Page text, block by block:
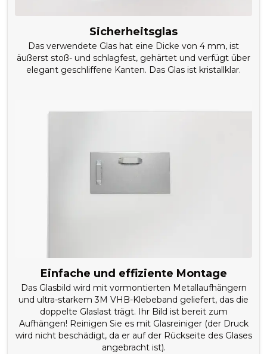
Sicherheitsglas
Das verwendete Glas hat eine Dicke von 4 mm, ist
äußerst stoß- und schlagfest, gehärtet und verfügt über
elegant geschliffene Kanten. Das Glas ist kristallklar.
Einfache und effiziente Montage
Das Glasbild wird mit vormontierten Metallaufhängern
und ultra-starkem 3M VHB-Klebeband geliefert, das die
doppelte Glaslast trägt. Ihr Bild ist bereit zum
Aufhängen! Reinigen Sie es mit Glasreiniger (der Druck
wird nicht beschädigt, da er auf der Rückseite des Glases
angebracht ist).